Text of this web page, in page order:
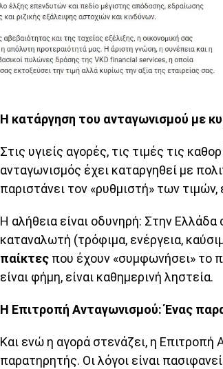
Η κατάργηση του ανταγωνισμού με
Στις υγιείς αγορές, τις τιμές τις
ανταγωνισμός έχει καταργηθεί με
παριστάνει τον «ρυθμιστή» των
Η αλήθεια είναι οδυνηρή: Στην Ελλάδα
καταναλωτή (τρόφιμα, ενέργεια,
παίκτες που έχουν «συμφωνήσει» το
είναι φήμη, είναι καθημερινή ληστεία.
Η Επιτροπή Ανταγωνισμού: Ένας
Και ενώ η αγορά στενάζει, η
παρατηρητής. Οι λόγοι είναι